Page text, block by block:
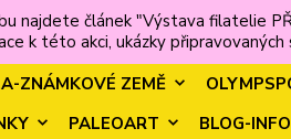
najdete článek "Výstava filatelie
k této akci, ukázky
ZNÁMKOVÉ ZEMĚ
PALEOART BLOG-